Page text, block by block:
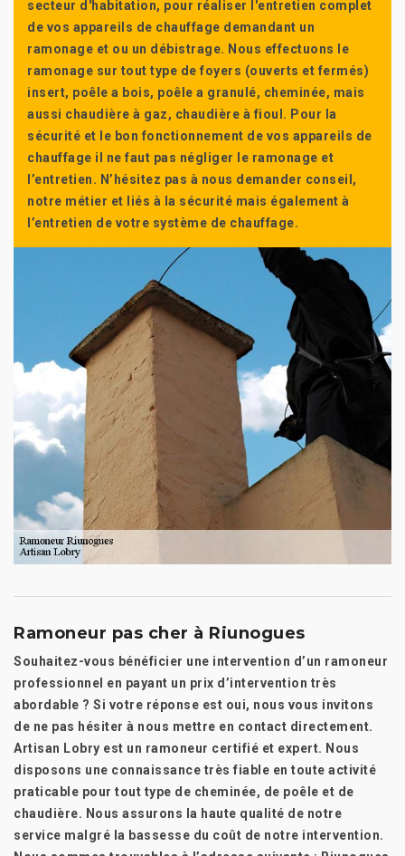
secteur d'habitation, pour réaliser l'entretien complet
de vos appareils de chauffage demandant un
ramonage et ou un débistrage. Nous effectuons le
ramonage sur tout type de foyers (ouverts et fermés)
insert, poêle a bois, poêle a granulé, cheminée, mais
aussi chaudière à gaz, chaudière à fioul. Pour la
sécurité et le bon fonctionnement de vos appareils de
chauffage il ne faut pas négliger le ramonage et
l’entretien. N’hésitez pas à nous demander conseil,
notre métier et liés à la sécurité mais également à
l’entretien de votre système de chauffage.
Ramoneur pas cher à Riunogues
Souhaitez-vous bénéficier une intervention d’un ramoneur
professionnel en payant un prix d’intervention très
abordable ? Si votre réponse est oui, nous vous invitons
de ne pas hésiter à nous mettre en contact directement.
Artisan Lobry est un ramoneur certifié et expert. Nous
disposons une connaissance très fiable en toute activité
praticable pour tout type de cheminée, de poêle et de
chaudière. Nous assurons la haute qualité de notre
service malgré la bassesse du coût de notre intervention.